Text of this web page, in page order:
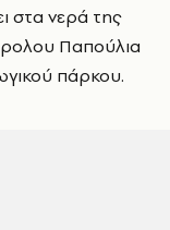
στα νερά της
Παπούλια
πάρκου.